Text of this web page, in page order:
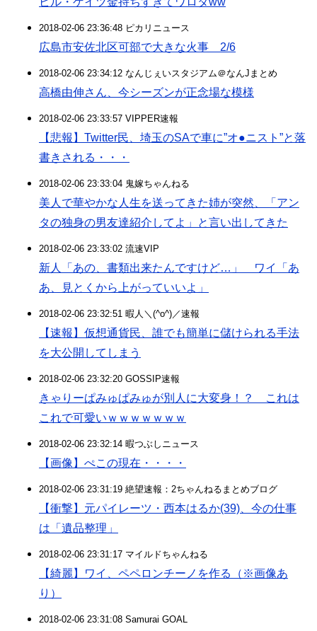
2018-02-06 23:36:48 ピカリニュース
広島市安佐北区可部で大きな火事 2/6
2018-02-06 23:34:12 なんじぇいスタジアム＠なんJまとめ
高橋由伸さん、今シーズンが正念場な模様
2018-02-06 23:33:57 VIPPER速報
【悲報】Twitter民、埼玉のSAで車に”オ●ニスト”と落
書きされる・・・
2018-02-06 23:33:04 鬼嫁ちゃんねる
美人で華やかな人生を送ってきた姉が突然、「アン
タの独身の男友達紹介してよ」と言い出してきた
2018-02-06 23:33:02 流速VIP
新人「あの、書類出来たんですけど…」 ワイ「あ
あ、見とくから上がっていいよ」
2018-02-06 23:32:51 暇人＼(^o^)／速報
【速報】仮想通貨民、誰でも簡単に儲けられる手法
を大公開してしまう
2018-02-06 23:32:20 GOSSIP速報
きゃりーぱみゅぱみゅが別人に大変身！？ これは
これで可愛いｗｗｗｗｗｗｗ
2018-02-06 23:32:14 暇つぶしニュース
【画像】ぺこの現在・・・・
2018-02-06 23:31:19 絶望速報：2ちゃんねるまとめブログ
【衝撃】元パイレーツ・西本はるか(39)、今の仕事
は「遺品整理」
2018-02-06 23:31:17 マイルドちゃんねる
【綺麗】ワイ、ペペロンチーノを作る（※画像あ
り）
2018-02-06 23:31:08 Samurai GOAL